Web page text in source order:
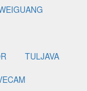
TULJAVA